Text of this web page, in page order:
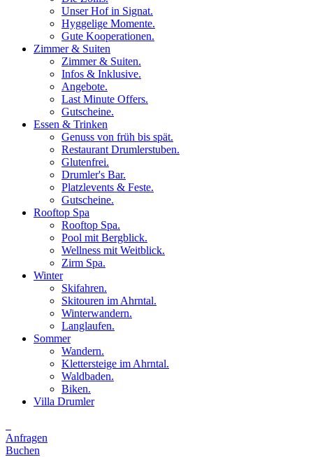
Unser Hof in Signat.
Hyggelige Momente.
Gute Kooperationen.
Zimmer & Suiten
Zimmer & Suiten.
Infos & Inklusive.
Angebote.
Last Minute Offers.
Gutscheine.
Essen & Trinken
Genuss von früh bis spät.
Restaurant Drumlerstuben.
Glutenfrei.
Drumler's Bar.
Platzlevents & Feste.
Gutscheine.
Rooftop Spa
Rooftop Spa.
Pool mit Bergblick.
Wellness mit Weitblick.
Zirm Spa.
Winter
Skifahren.
Skitouren im Ahrntal.
Winterwandern.
Langlaufen.
Sommer
Wandern.
Klettersteige im Ahrntal.
Waldbaden.
Biken.
Villa Drumler
Anfragen
Buchen